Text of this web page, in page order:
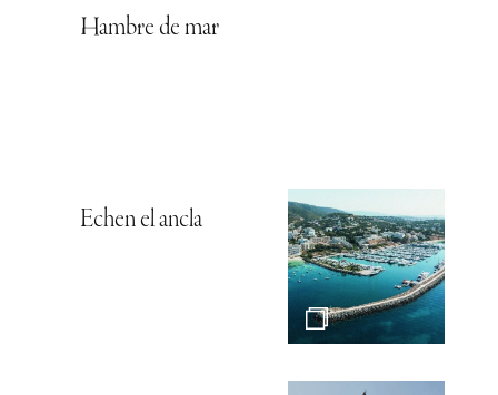
Hambre de mar
Echen el ancla